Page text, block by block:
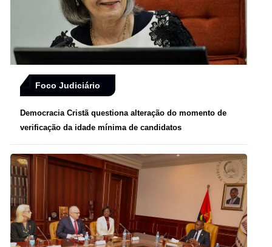
Foco Judiciário
Democracia Cristã questiona alteração do momento de
verificação da idade mínima de candidatos